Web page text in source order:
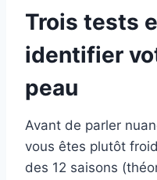
Trois tests
identifier
peau
Avant de parler
vous êtes plutôt
des 12 saisons